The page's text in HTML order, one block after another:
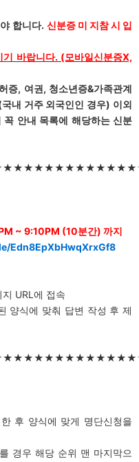
합니다. 신분증 미 지참 시 입
바랍니다. (모바일신분증X,
증, 여권, 청소년증&가족관계
내 거주 외국인인 경우) 이외
안내 목록에 해당하는 신분
~ 9:10PM (10분간) 까지
Edn8EpXbHwqXrxGf8
URL에 접속
양식에 맞춰 답변 작성 후 제
후 양식에 맞게 명단신청을
경우 해당 순위 맨 마지막으